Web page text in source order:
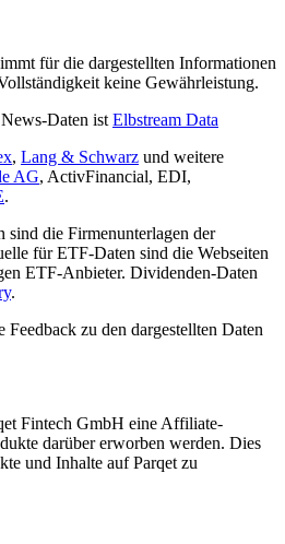
für die dargestellten Informationen
keine Gewährleistung.
Daten ist Elbstream Data
, Lang & Schwarz und weitere
AG, ActivFinancial, EDI,
.
sind die Firmenunterlagen der
für ETF-Daten sind die Webseiten
ETF-Anbieter. Dividenden-Daten
.
Feedback zu den dargestellten Daten
Fintech GmbH eine Affiliate-
darüber erworben werden. Dies
und Inhalte auf Parqet zu